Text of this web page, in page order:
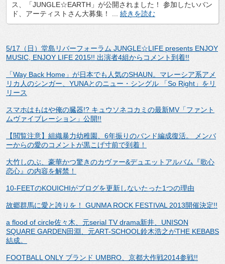
ス、「JUNGLE☆EARTH」が公開されました！ 参加したいバン
ド、アーティストさん大募集！ ... 続きを読む
5/17（日）堂島リバーフォーラム JUNGLE☆LIFE presents ENJOY
MUSIC, ENJOY LIFE 2015!! 出演者4組からコメント到着!!
「Way Back Home」が日本でも人気のSHAUN。マレーシア系アメ
リカ人のシンガー、YUNAとのニュー・シングル 「So Right」をリ
リース
スマホはもはや俺の臓器!? キュウソネコカミの最新MV「ファント
ムヴァイブレーション」公開!!
【閲覧注意】組織暴力幼稚園、6年振りのバンド編成復活。 メンバ
ーからの愛のコメントが黒こげ寸前で到着！
大竹しのぶ、豪華かつ驚きのカヴァー&デュエットアルバム『歌心
恋心』の内容を解禁！
10-FEETのKOUICHIがブログを更新しないたった1つの理由
故郷群馬に愛と誇りを！ GUNMA ROCK FESTIVAL 2013開催決定!!
a flood of circle佐々木、元serial TV drama新井、UNISON
SQUARE GARDEN田淵、元ART-SCHOOL鈴木浩之がTHE KEBABS
結成。
FOOTBALL ONLY ブランド UMBRO、京都大作戦2014参戦!!